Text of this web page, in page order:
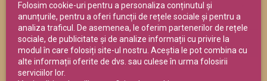
Folosim cookie-uri pentru a personaliza conținutul și
anunțurile, pentru a oferi funcții de rețele sociale și pentru a
analiza traficul. De asemenea, le oferim partenerilor de rețele
sociale, de publicitate și de analize informații cu privire la
modul în care folosiți site-ul nostru. Aceștia le pot combina cu
alte informații oferite de dvs. sau culese în urma folosirii
serviciilor lor.